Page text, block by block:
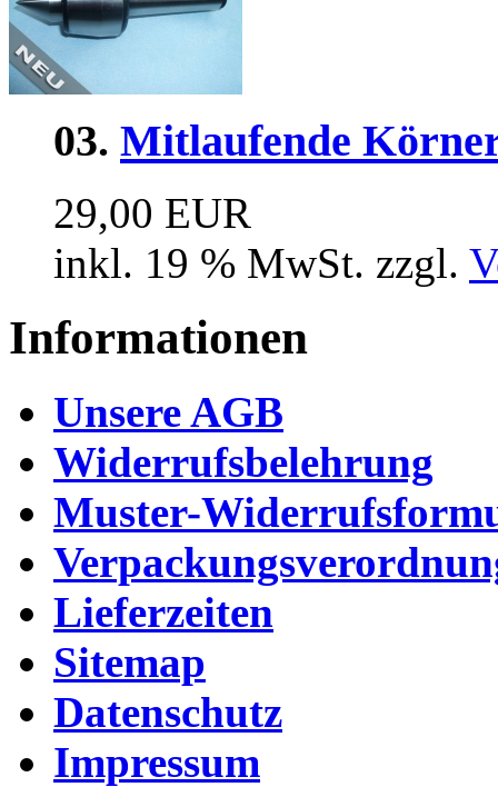
03. Mitlaufende
29,00 EUR
inkl. 19 % MwSt. zzgl.
Informationen
Unsere AGB
Widerrufsbelehrung
Muster-
Lieferzeiten
Sitemap
Datenschutz
Impressum